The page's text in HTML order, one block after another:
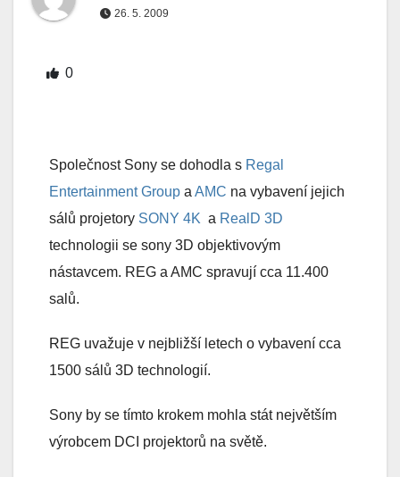
26. 5. 2009
0
Společnost Sony se dohodla s Regal
Entertainment Group a AMC na vybavení jejich
sálů projetory SONY 4K a RealD 3D
technologii se sony 3D objektivovým
nástavcem. REG a AMC spravují cca 11.400
salů.
REG uvažuje v nejbližší letech o vybavení cca
1500 sálů 3D technologií.
Sony by se tímto krokem mohla stát největším
výrobcem DCI projektorů na světě.